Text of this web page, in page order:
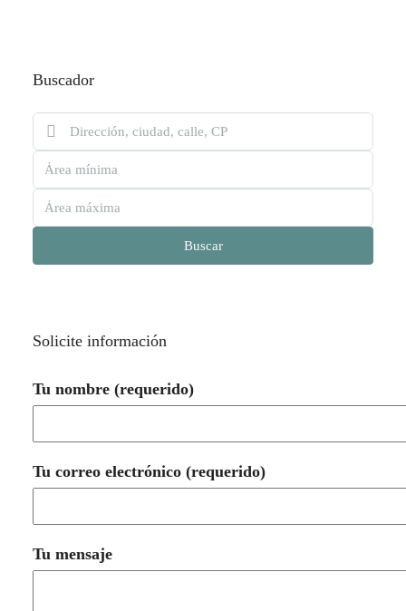
Buscador
Buscar
Solicite información
Tu nombre (requerido)
Tu correo electrónico (requerido)
Tu mensaje